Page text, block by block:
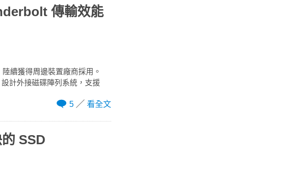
傳輸效能
續獲得周邊裝置廠商採用。
計外接磁碟陣列系統，支援
5
看全文
SSD